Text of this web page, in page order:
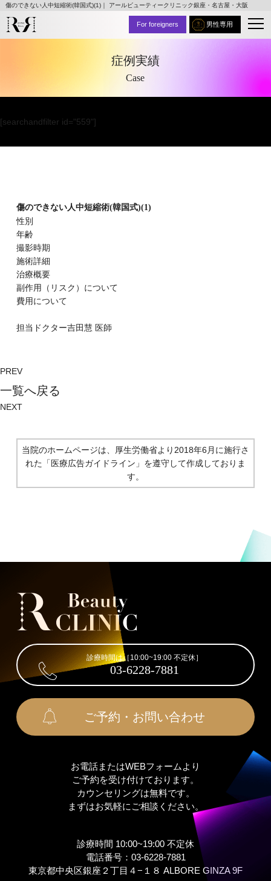
傷のできない人中短縮術(韓国式)(1)｜ アールビューティークリニック銀座・名古屋・大阪
男性専用
For foreigners
症例実績
Case
[searchandfilter id="559"]
傷のできない人中短縮術(韓国式)(1)
性別
年齢
撮影時期
施術詳細
治療概要
副作⽤（リスク）について
費⽤について
担当ドクター吉田慧医師
PREV
⼀覧へ戻る
NEXT
当院のホームページは、厚生労働省より2018年6月に施行さ
れた 「医療広告ガイドライン」を遵守して作成しておりま
す。
診療時間は［10:00~19:00 不定休］
03-6228-7881
ご予約・お問い合わせ
お電話またはWEBフォームより
ご予約を受け付けております。
カウンセリングは無料です。
まずはお気軽にご相談ください。
診療時間 10:00~19:00 不定休
電話番号：03-6228-7881
東京都中央区銀座２丁⽬４−１８ ALBORE GINZA 9F